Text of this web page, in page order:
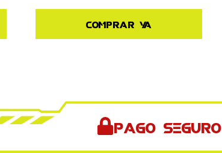
Comprar ya
Pago seguro